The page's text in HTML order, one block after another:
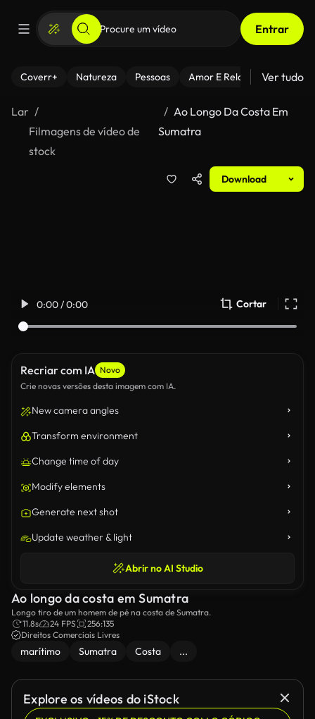
Entrar
Coverr+ Natureza Pessoas Amor E Relacionamentos
Ver tudo
Lar
Filmagens de vídeo de
stock
Ao Longo Da Costa Em
Sumatra
Download
0:00 / 0:00 Cortar
Recriar com IA Novo
Crie novas versões desta imagem com IA.
New camera angles
Transform environment
Change time of day
Modify elements
Generate next shot
Update weather & light
Abrir no AI Studio
Ao longo da costa em Sumatra
Longo tiro de um homem de pé na costa de Sumatra.
11.8s
24 FPS
256:135
Direitos Comerciais Livres
marítimo Sumatra Costa ...
Explore os vídeos do iStock